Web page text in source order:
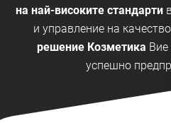
на най-високите стандарти
и управление на
решение Козметика
успешно